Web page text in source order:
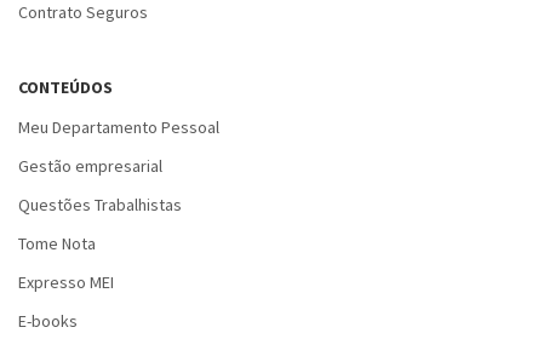
Contrato Seguros
CONTEÚDOS
Meu Departamento Pessoal
Gestão empresarial
Questões Trabalhistas
Tome Nota
Expresso MEI
E-books